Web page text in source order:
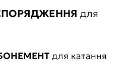
для
для катання